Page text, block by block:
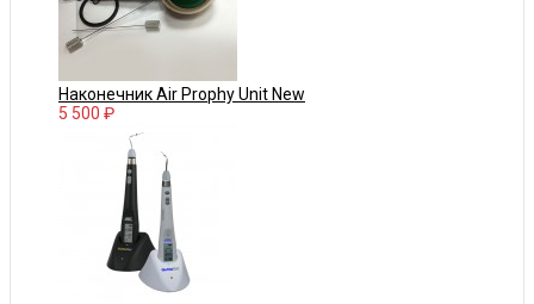
Наконечник Air Prophy Unit New
5 500 ₽